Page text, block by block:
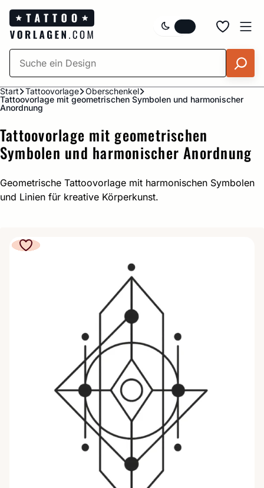
Zum
Inhalt
springen
Start Tattoovorlage
Oberschenkel
Tattoovorlage mit geometrischen Symbolen und harmonischer
Anordnung
Tattoovorlage mit geometrischen
Symbolen und harmonischer Anordnung
Geometrische Tattoovorlage mit harmonischen Symbolen
und Linien für kreative Körperkunst.